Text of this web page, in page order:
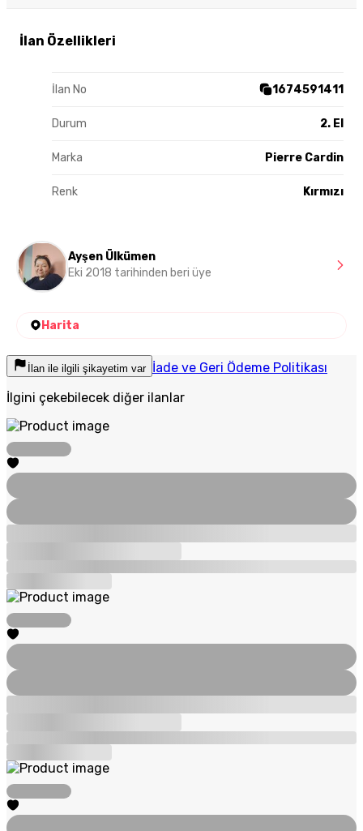
İlan Özellikleri
İlan No 1674591411
Durum 2. El
Marka Pierre Cardin
Renk Kırmızı
Ayşen Ülkümen
Eki 2018 tarihinden beri üye
Harita
İlan ile ilgili şikayetim var İade ve Geri Ödeme Politikası
İlgini çekebilecek diğer ilanlar